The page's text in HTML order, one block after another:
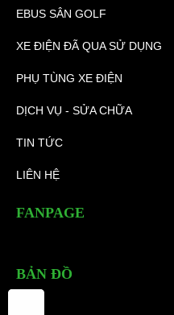
EBUS SÂN GOLF
XE ĐIỆN ĐÃ QUA SỬ DỤNG
PHỤ TÙNG XE ĐIỆN
DỊCH VỤ - SỬA CHỮA
TIN TỨC
LIÊN HỆ
FANPAGE
BẢN ĐỒ